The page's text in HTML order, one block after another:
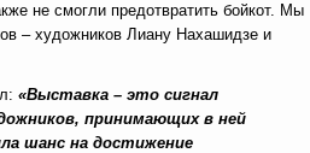
не смогли предотвратить бойкот. Мы
– художников Лиану Нахашидзе и
«Выставка – это сигнал
принимающих в ней
шанс на достижение